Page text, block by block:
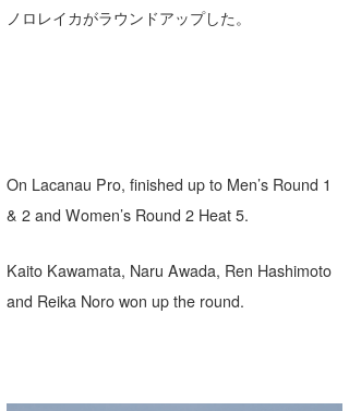
ノロレイカがラウンドアップした。
On Lacanau Pro, finished up to Men’s Round 1
& 2 and Women’s Round 2 Heat 5.
Kaito Kawamata, Naru Awada, Ren Hashimoto
and Reika Noro won up the round.